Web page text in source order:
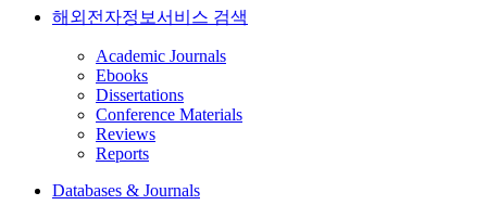
해외전자정보서비스 검색
Academic Journals
Ebooks
Dissertations
Conference Materials
Reviews
Reports
Databases & Journals